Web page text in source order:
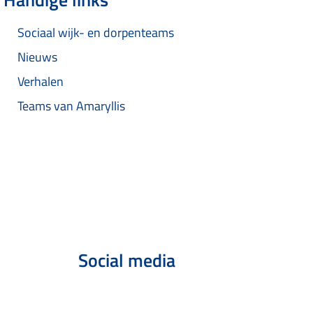
Sociaal wijk- en dorpenteams
Nieuws
Verhalen
Teams van Amaryllis
Social media